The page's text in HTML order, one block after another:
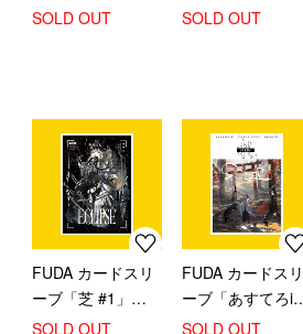
#1」
SOLD OUT
SOLD OUT
FUDA カードスリ
ーブ「芝 #1」【ス
タンダードサイ
SOLD OUT
FUDA カードスリ
ーブ「あすてろid
#1」【スタンダー
SOLD OUT